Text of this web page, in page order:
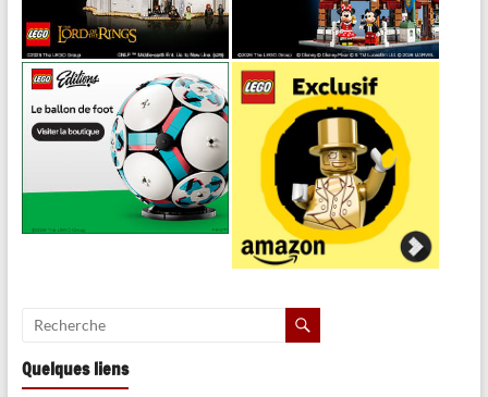
Quelques liens